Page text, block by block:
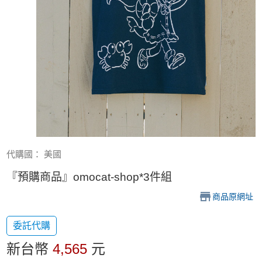
代購國： 美國
『預購商品』omocat-shop*3件組
商品原網址
委託代購
新台幣4,565 元